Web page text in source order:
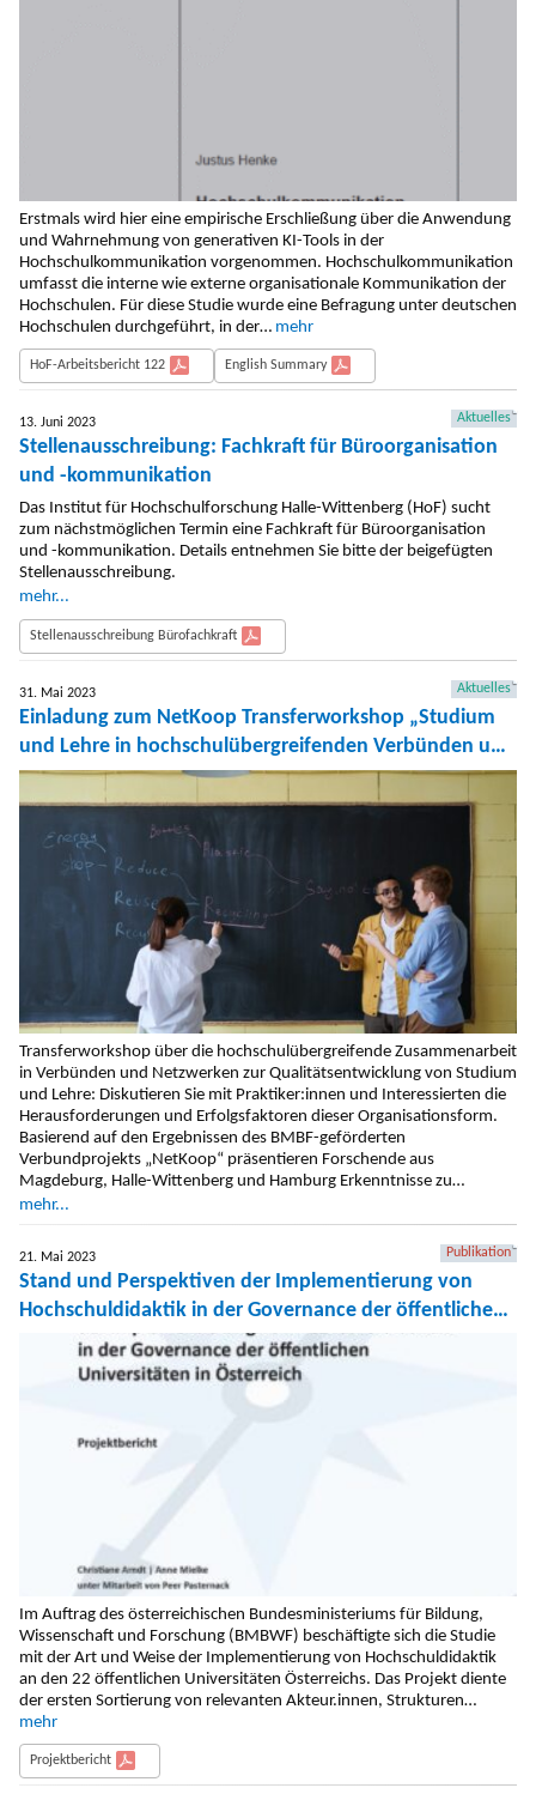
Erstmals wird hier eine empirische Erschließung über die Anwendung
und Wahr­nehmung von generativen KI-Tools in der
Hochschulkommunikation vorgenommen. Hochschulkommunikation
umfasst die interne wie externe organisationale Kommunikation der
Hochschulen. Für diese Studie wur­de eine Befragung unter deutschen
Hochschulen durchgeführt, in der… mehr
HoF-Arbeitsbericht 122 English Summary
13. Juni 2023 Aktuelles
Stellenausschreibung: Fachkraft für Büroorganisation
und -kommunikation
Das Institut für Hochschulforschung Halle-Wittenberg (HoF) sucht
zum nächstmöglichen Termin eine Fachkraft für Büroorganisation
und -kommunikation. Details entnehmen Sie bitte der beigefügten
Stellenausschreibung.
mehr...
Stellenausschreibung Bürofachkraft
31. Mai 2023 Aktuelles
Einladung zum NetKoop Transferworkshop „Studium
und Lehre in hochschulübergreifenden Verbünden und
Netzwerken weiterentwickeln“
Transferworkshop über die hochschulübergreifende Zusammenarbeit
in Verbünden und Netzwerken zur Qualitätsentwicklung von Studium
und Lehre: Diskutieren Sie mit Praktiker:innen und Interessierten die
Herausforderungen und Erfolgsfaktoren dieser Organisationsform.
Basierend auf den Ergebnissen des BMBF-geförderten
Verbundprojekts „NetKoop“ präsentieren Forschende aus
Magdeburg, Halle-Wittenberg und Hamburg Erkenntnisse zu
Governance-Modellen und interdisziplinärer Kooperation. Ein
Workshop für den Austausch von Expertise und Praxiswissen.
mehr...
21. Mai 2023 Publikation
Stand und Perspektiven der Implementierung von
Hochschuldidaktik in der Governance der öffentlichen
Universitäten in Österreich
Im Auftrag des österreichischen Bundesministeriums für Bildung,
Wissenschaft und Forschung (BMBWF) beschäftigte sich die Studie
mit der Art und Weise der Implementierung von Hochschuldidaktik
an den 22 öffentlichen Universitäten Österreichs. Das Projekt diente
der ersten Sortierung von relevanten Akteur.innen, Strukturen…
mehr
Projektbericht